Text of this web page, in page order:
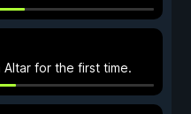
for the first time.